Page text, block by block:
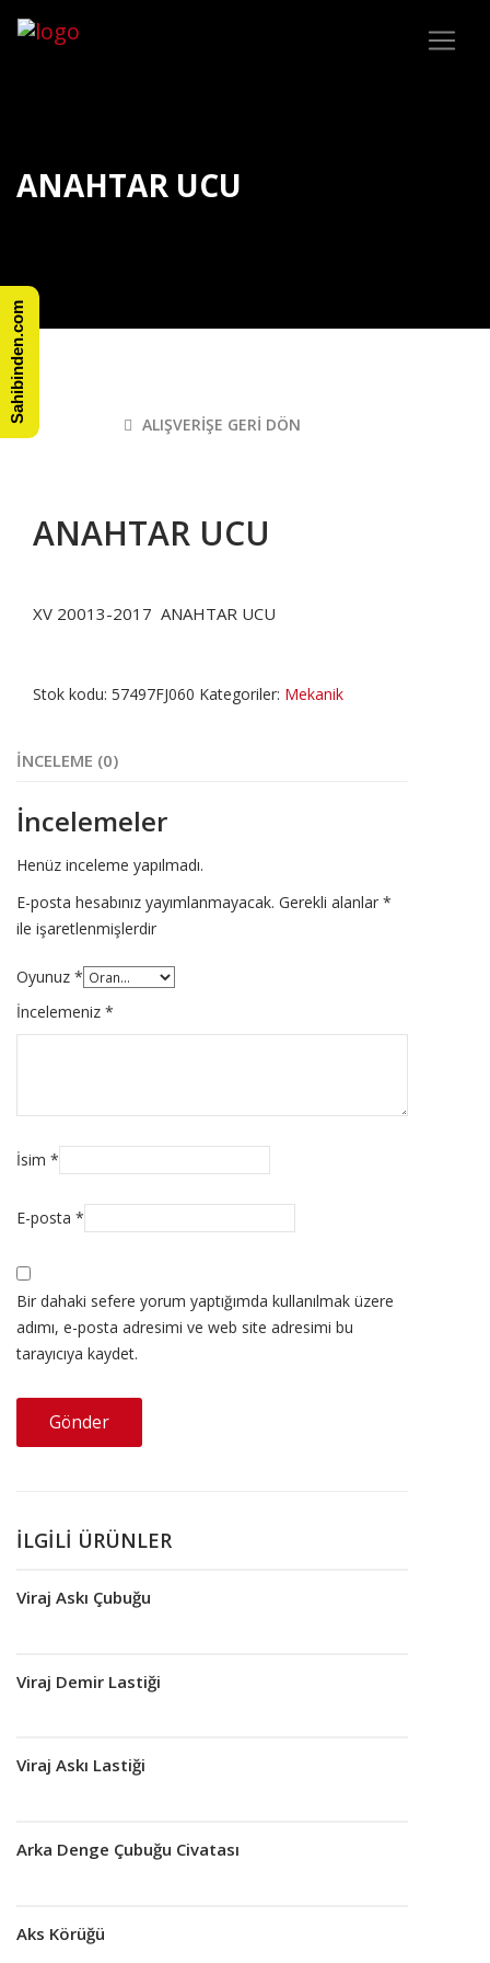
ANAHTAR UCU
ALIŞVERIŞE GERI DÖN
ANAHTAR UCU
XV 20013-2017 ANAHTAR UCU
Stok kodu: 57497FJ060 Kategoriler: Mekanik
İNCELEME (0)
İncelemeler
Henüz inceleme yapılmadı.
E-posta hesabınız yayımlanmayacak. Gerekli alanlar *
ile işaretlenmişlerdir
Oyunuz *
İncelemeniz *
İsim *
E-posta *
Bir dahaki sefere yorum yaptığımda kullanılmak üzere
adımı, e-posta adresimi ve web site adresimi bu
tarayıcıya kaydet.
İLGILI ÜRÜNLER
Viraj Askı Çubuğu
Viraj Demir Lastiği
Viraj Askı Lastiği
Devamını oku
Arka Denge Çubuğu Civatası
Aks Körüğü
Sahibinden.com